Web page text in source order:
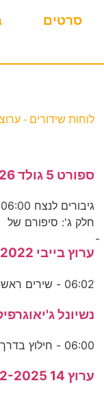
סרטים
נשוב לשדר ב-20:30. ערוץ הכנסת - נשוב לשדר ב-20:30 16:00 -
לוחות שידורים -
ספורט 5 גולד 16-03-2026
חלק ג': סיפורם של
ערוץ בייבי 26-05-2022
06:02 - שירים ראשונים - פרק 911 06:05 - אוליבר - פרק 3
נשיונל ג'יאוגרפיק 13-02-
06:00 - חילוץ בדרך קפואה 2 - 7. כאוס צבאי 06:45 - ריח
ערוץ 14 22-12-2025